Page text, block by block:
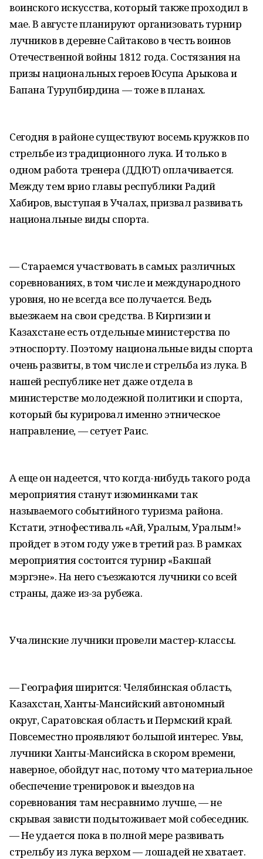
воинского искусства, который также проходил в
мае. В августе планируют организовать турнир
лучников в деревне Сайтаково в честь воинов
Отечественной войны 1812 года. Состязания на
призы национальных героев Юсупа Арыкова и
Бапана Турупбирдина — тоже в планах.
Сегодня в районе существуют восемь кружков по
стрельбе из традиционного лука. И только в
одном работа тренера (ДДЮТ) оплачивается.
Между тем врио главы республики Радий
Хабиров, выступая в Учалах, призвал развивать
национальные виды спорта.
— Стараемся участвовать в самых различных
соревнованиях, в том числе и международного
уровня, но не всегда все получается. Ведь
выезжаем на свои средства. В Киргизии и
Казахстане есть отдельные министерства по
этноспорту. Поэтому национальные виды спорта
очень развиты, в том числе и стрельба из лука. В
нашей республике нет даже отдела в
министерстве молодежной политики и спорта,
который бы курировал именно этническое
направление, — сетует Раис.
А еще он надеется, что когда-нибудь такого рода
мероприятия станут изюминками так
называемого событийного туризма района.
Кстати, этнофестиваль «Ай, Уралым, Уралым!»
пройдет в этом году уже в третий раз. В рамках
мероприятия состоится турнир «Бакшай
мэргэне». На него съезжаются лучники со всей
страны, даже из-за рубежа.
Учалинские лучники провели мастер-классы.
— География ширится: Челябинская область,
Казахстан, Ханты-Мансийский автономный
округ, Саратовская область и Пермский край.
Повсеместно проявляют большой интерес. Увы,
лучники Ханты-Мансийска в скором времени,
наверное, обойдут нас, потому что материальное
обеспечение тренировок и выездов на
соревнования там несравнимо лучше, — не
скрывая зависти подытоживает мой собеседник.
— Не удается пока в полной мере развивать
стрельбу из лука верхом — лошадей не хватает.